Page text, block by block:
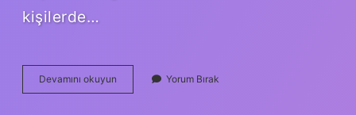
kişilerde…
Devamını okuyun
Gaz
Yorum Bırak